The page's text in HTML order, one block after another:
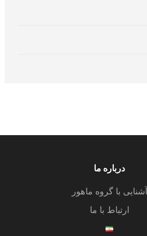
درباره ما
آشنایی با گروه ماهور
ارتباط با ما